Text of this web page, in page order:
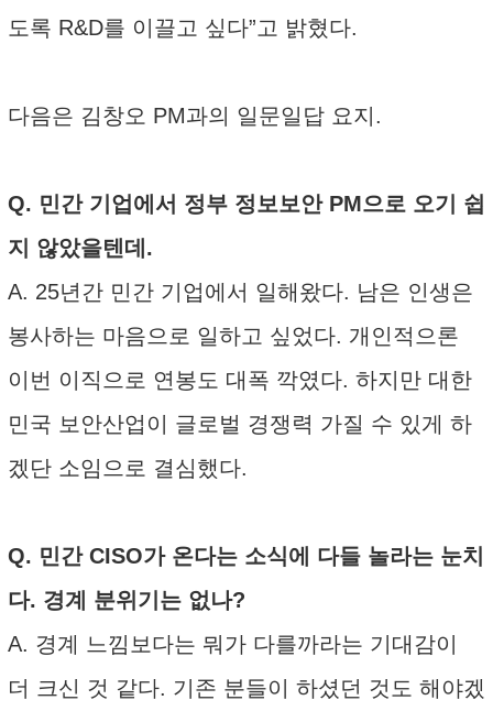
도록 R&D를 이끌고 싶다”고 밝혔다.
다음은 김창오 PM과의 일문일답 요지.
Q. 민간 기업에서 정부 정보보안 PM으로 오기 쉽
지 않았을텐데.
A. 25년간 민간 기업에서 일해왔다. 남은 인생은
봉사하는 마음으로 일하고 싶었다. 개인적으론
이번 이직으로 연봉도 대폭 깍였다. 하지만 대한
민국 보안산업이 글로벌 경쟁력 가질 수 있게 하
겠단 소임으로 결심했다.
Q. 민간 CISO가 온다는 소식에 다들 놀라는 눈치
다. 경계 분위기는 없나?
A. 경계 느낌보다는 뭐가 다를까라는 기대감이
더 크신 것 같다. 기존 분들이 하셨던 것도 해야겠